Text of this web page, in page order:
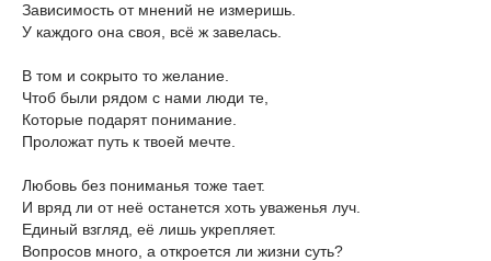
Зависимость от мнений не измеришь.
У каждого она своя, всё ж завелась.
В том и сокрыто то желание.
Чтоб были рядом с нами люди те,
Которые подарят понимание.
Проложат путь к твоей мечте.
Любовь без пониманья тоже тает.
И вряд ли от неё останется хоть уваженья луч.
Единый взгляд, её лишь укрепляет.
Вопросов много, а откроется ли жизни суть?